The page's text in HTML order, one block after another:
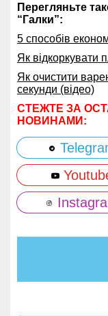
Перегляньте
“Галки”:
5 способів
Як відкоркувати
Як очистити
секунди (відео)
СТЕЖТЕ ЗА
НОВИНАМИ: